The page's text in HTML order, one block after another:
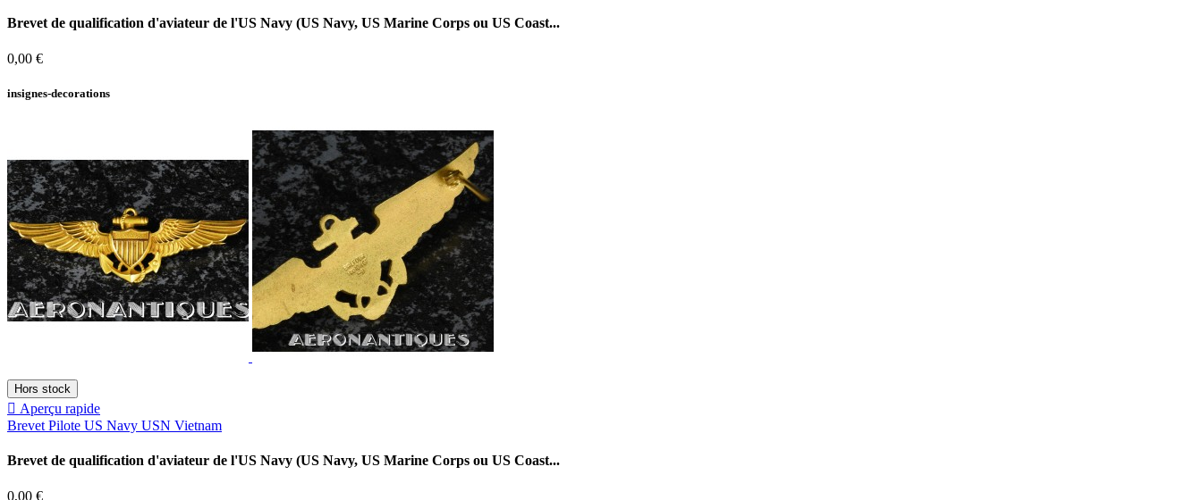
Brevet de qualification d'aviateur de l'US Navy (US Navy, US Marine Corps ou US Coast...
0,00 €Prix
insignes-decorations
Hors stock
 Aperçu rapide
Brevet Pilote US Navy USN Vietnam
Brevet de qualification d'aviateur de l'US Navy (US Navy, US Marine Corps ou US Coast...
0,00 €Prix